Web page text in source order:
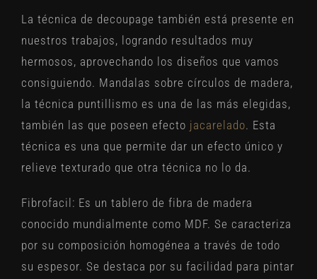
La técnica de decoupage también está presente en
nuestros trabajos, logrando resultados muy
hermosos, aprovechando los diseños que vamos
consiguiendo. Mandalas sobre círculos de madera,
la técnica puntillismo es una de las más elegidas,
también las que poseen efecto jacarelado. Esta
técnica es una que permite dar un efecto único y
relieve texturado que otra técnica no lo da.
Fibrofacil: Es un tablero de fibra de madera
conocido mundialmente como MDF. Se caracteriza
por su composición homogénea a través de todo
su espesor. Se destaca por su facilidad para pintar